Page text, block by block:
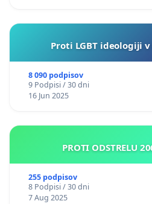
Proti LGBT ideologiji
8 090 podpisov
9 Podpisi / 30 dni
16 Jun 2025
PROTI ODSTRELU
255 podpisov
8 Podpisi / 30 dni
7 Aug 2025